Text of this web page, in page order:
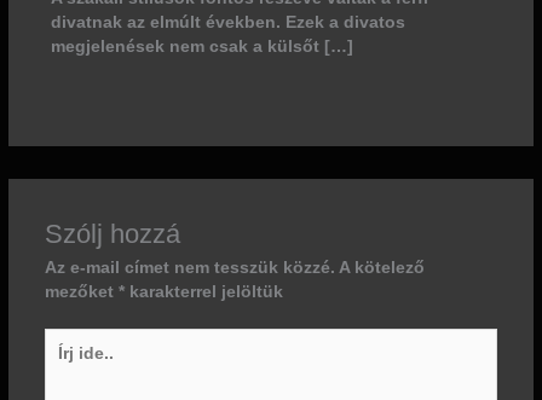
divatnak az elmúlt években. Ezek a divatos
megjelenések nem csak a külsőt […]
Szólj hozzá
Az e-mail címet nem tesszük közzé. A kötelező
mezőket *karakterrel jelöltük
ide..